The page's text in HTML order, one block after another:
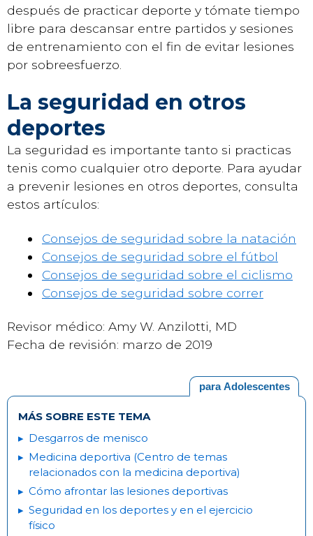
después de practicar deporte y tómate tiempo
libre para descansar entre partidos y sesiones
de entrenamiento con el fin de evitar lesiones
por sobreesfuerzo.
La seguridad en otros
deportes
La seguridad es importante tanto si practicas
tenis como cualquier otro deporte. Para ayudar
a prevenir lesiones en otros deportes, consulta
estos artículos:
Consejos de seguridad sobre la natación
Consejos de seguridad sobre el fútbol
Consejos de seguridad sobre el ciclismo
Consejos de seguridad sobre correr
Revisor médico: Amy W. Anzilotti, MD
Fecha de revisión: marzo de 2019
para Adolescentes
MÁS SOBRE ESTE TEMA
Desgarros de menisco
Medicina deportiva (Centro de temas
relacionados con la medicina deportiva)
Cómo afrontar las lesiones deportivas
Seguridad en los deportes y en el ejercicio
físico